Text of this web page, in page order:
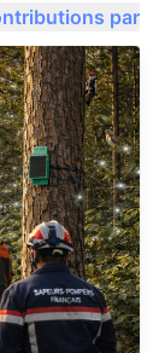
par